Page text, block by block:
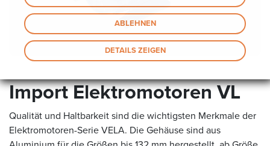
ABLEHNEN
DETAILS ZEIGEN
Import Elektromotoren VL
Qualität und Haltbarkeit sind die wichtigsten Merkmale der
Elektromotoren-Serie VELA. Die Gehäuse sind aus